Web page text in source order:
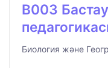
B003
Биология және